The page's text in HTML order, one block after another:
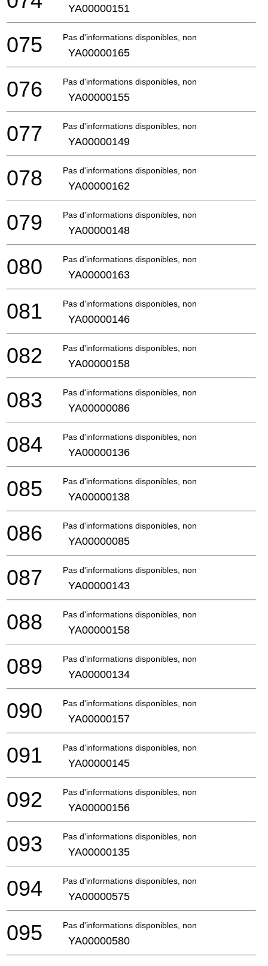
YA00000151
Pas d'informations disponibles, non commandable
075 YA00000165
Pas d'informations disponibles, non commandable
076 YA00000155
Pas d'informations disponibles, non commandable
077 YA00000149
Pas d'informations disponibles, non commandable
078 YA00000162
Pas d'informations disponibles, non commandable
079 YA00000148
Pas d'informations disponibles, non commandable
080 YA00000163
Pas d'informations disponibles, non commandable
081 YA00000146
Pas d'informations disponibles, non commandable
082 YA00000158
Pas d'informations disponibles, non commandable
083 YA00000086
Pas d'informations disponibles, non commandable
084 YA00000136
Pas d'informations disponibles, non commandable
085 YA00000138
Pas d'informations disponibles, non commandable
086 YA00000085
Pas d'informations disponibles, non commandable
087 YA00000143
Pas d'informations disponibles, non commandable
088 YA00000158
Pas d'informations disponibles, non commandable
089 YA00000134
Pas d'informations disponibles, non commandable
090 YA00000157
Pas d'informations disponibles, non commandable
091 YA00000145
Pas d'informations disponibles, non commandable
092 YA00000156
Pas d'informations disponibles, non commandable
093 YA00000135
Pas d'informations disponibles, non commandable
094 YA00000575
Pas d'informations disponibles, non commandable
095 YA00000580